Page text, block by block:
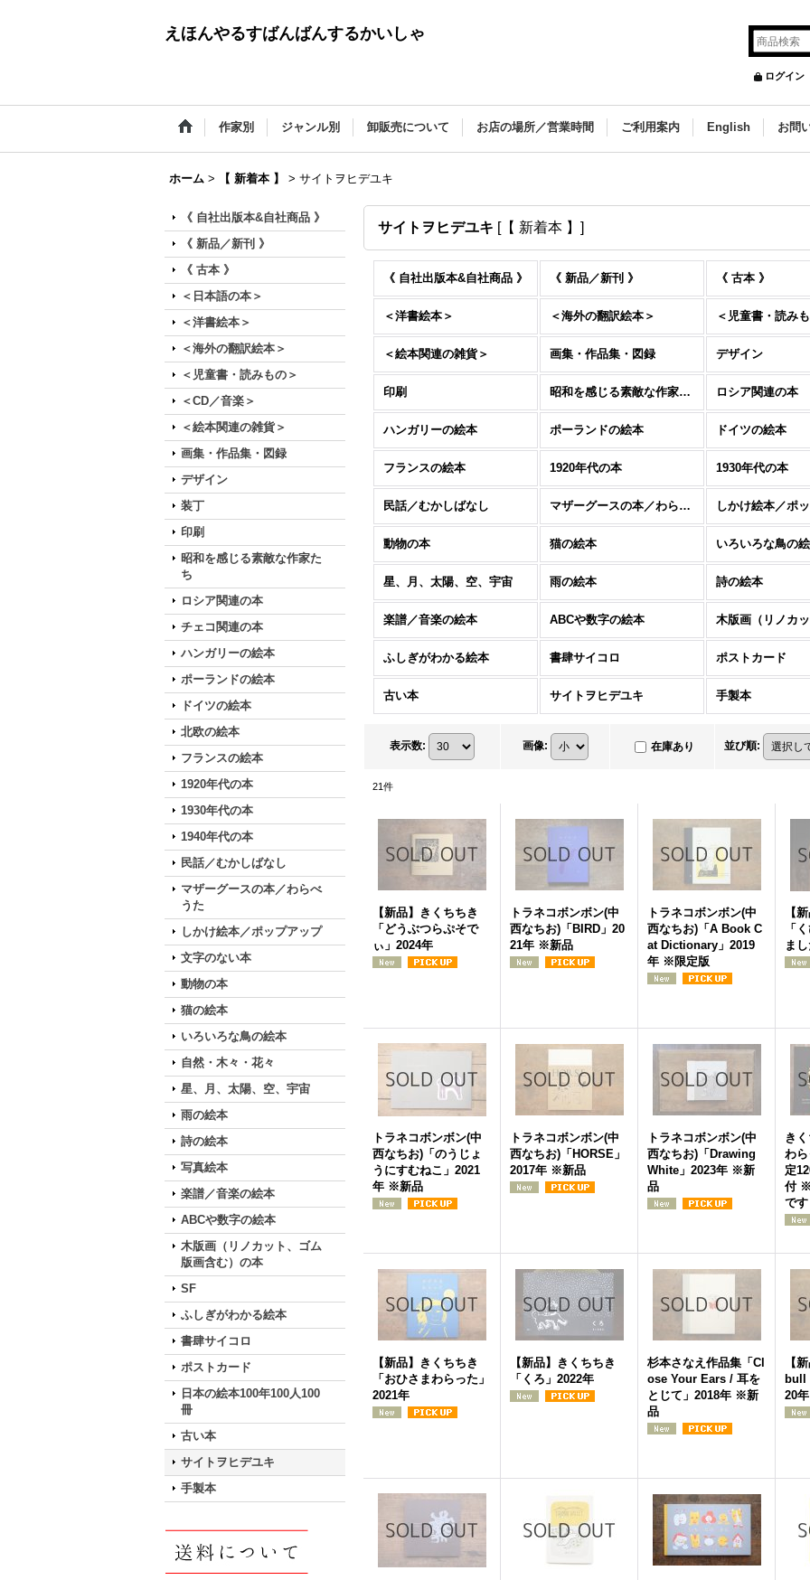
えほんやるすばんばんするかいしゃ
ログイン
作家別 ジャンル別 卸販売について お店の場所／営業時間 ご利用案内 English お問
ホーム > 【 新着本 】 > サイトヲヒデユキ
《 自社出版本&自社商品 》
《 新品／新刊 》
《 古本 》
＜日本語の本＞
＜洋書絵本＞
＜海外の翻訳絵本＞
＜児童書・読みもの＞
＜CD／音楽＞
＜絵本関連の雑貨＞
画集・作品集・図録
デザイン
装丁
印刷
昭和を感じる素敵な作家た
ち
ロシア関連の本
チェコ関連の本
ハンガリーの絵本
ポーランドの絵本
ドイツの絵本
北欧の絵本
フランスの絵本
1920年代の本
1930年代の本
1940年代の本
民話／むかしばなし
マザーグースの本／わらべ
うた
しかけ絵本／ポップアップ
文字のない本
動物の本
猫の絵本
いろいろな鳥の絵本
自然・木々・花々
星、月、太陽、空、宇宙
雨の絵本
詩の絵本
写真絵本
楽譜／音楽の絵本
ABCや数字の絵本
木版画（リノカット、ゴム
版画含む）の本
SF
ふしぎがわかる絵本
書肆サイコロ
ポストカード
日本の絵本100年100人100
冊
古い本
サイトヲヒデユキ
手製本
サイトヲヒデユキ [【 新着本 】 ]
《 自社出版本&自社商品 》 《 新品／新刊 》 《 古本 》
＜洋書絵本＞ ＜海外の翻訳絵本＞ ＜児童書・読み
＜絵本関連の雑貨＞ 画集・作品集・図録 デザイン
印刷 昭和を感じる素敵な作家たち ロシア関連の本
ハンガリーの絵本 ポーランドの絵本 ドイツの絵本
フランスの絵本 1920年代の本 1930年代の本
民話／むかしばなし マザーグースの本／わらべうた しかけ絵本／ポ
動物の本 猫の絵本 いろいろな鳥の
星、月、太陽、空、宇宙 雨の絵本 詩の絵本
楽譜／音楽の絵本 ABCや数字の絵本
ふしぎがわかる絵本 書肆サイコロ ポストカード
古い本 サイトヲヒデユキ 手製本
表示数: 画像: 在庫あり 並び順:
21件
【新品】きくちちき
「どうぶつらぷそで
ぃ」2024年
トラネコボンボン(中
西なちお)「BIRD」20
21年 ※新品
トラネコボンボン(中
西なちお)「A Book C
at Dictionary」2019
年 ※限定版
【
「
ま
トラネコボンボン(中
西なちお)「のうじょ
うにすむねこ」2021
年 ※新品
トラネコボンボン(中
西なちお)「HORSE」
2017年 ※新品
トラネコボンボン(中
西なちお)「Drawing
White」2023年 ※新
品
き
わ
定
付 ※
です
【新品】きくちちき
「おひさまわらった」
2021年
【新品】きくちちき
「くろ」2022年
杉本さなえ作品集「Cl
ose Your Ears / 耳を
とじて」2018年 ※新
品
【
bull
20年